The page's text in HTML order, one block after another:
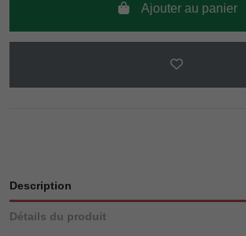
Ajouter au panier
Description
Détails du produit